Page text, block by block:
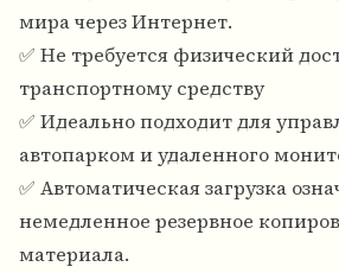
мира через Интернет.
✅ Не требуется физический
транспортному средству
✅ Идеально подходит для
автопарком и удаленного
✅ Автоматическая загрузка
немедленное резервное
материала.